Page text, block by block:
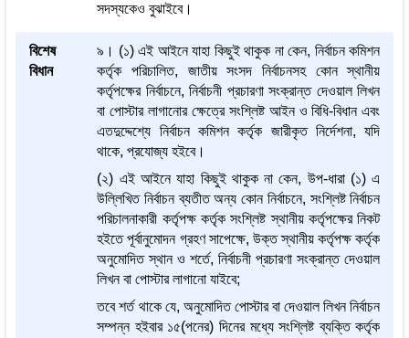
সদস্যকেও বুঝাইবে।
বিশেষ
বিধান
৯। (১) এই আইনে যাহা কিছুই থাকুক না কেন, নির্বাচন কমিশন
কর্তৃক পরিচালিত, জাতীয় সংসদ নির্বাচনসহ কোন স্থানীয়
কর্তৃপক্ষের নির্বাচনে, নির্বাচনী প্রচারণা সংক্রান্ত দেওয়াল লিখন
বা পোস্টার লাগানোর ক্ষেত্রে সংশ্লিষ্ট আইন ও বিধি-বিধান এবং
এতদুদ্দেশ্যে নির্বাচন কমিশন কর্তৃক জারীকৃত নির্দেশনা, যদি
থাকে, প্রযোজ্য হইবে।
(২) এই আইনে যাহা কিছুই থাকুক না কেন, উপ-ধারা (১) এ
উল্লিখিত নির্বাচন ব্যতীত অন্য কোন নির্বাচনে, সংশ্লিষ্ট নির্বাচন
পরিচালনাকারী কর্তৃপক্ষ কর্তৃক সংশ্লিষ্ট স্থানীয় কর্তৃপক্ষের নিকট
হইতে পূর্বানুমোদন গ্রহণ সাপেক্ষে, উক্ত স্থানীয় কর্তৃপক্ষ কর্তৃক
অনুমোদিত স্থান ও শর্তে, নির্বাচনী প্রচারণা সংক্রান্ত দেওয়াল
লিখন বা পোস্টার লাগানো যাইবে;
তবে শর্ত থাকে যে, অনুমোদিত পোস্টার বা দেওয়াল লিখন নির্বাচন
সম্পন্ন হইবার ১৫(পনের) দিনের মধ্যে সংশ্লিষ্ট ব্যক্তি কর্তৃক